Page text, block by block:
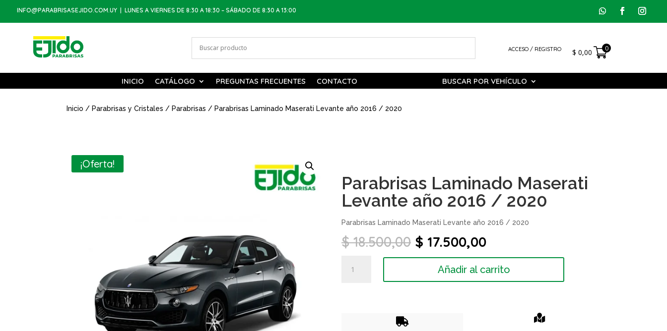
INFO@PARABRISASEJIDO.COM.UY| LUNES A VIERNES DE 8:30 A 18:30 – SÁBADO DE 8:30 A 13:00
ACCESO / REGISTRO $ 0,00 0
INICIO CATÁLOGO PREGUNTAS FRECUENTES CONTACTO BUSCAR POR VEHÍCULO
Inicio / Parabrisas y Cristales / Parabrisas / Parabrisas Laminado Maserati Levante año 2016 / 2020
¡Oferta!
Parabrisas Laminado Maserati
Levante año 2016 / 2020
Parabrisas Laminado Maserati Levante año 2016 / 2020
$18.500,00 El
precio
original
era:
$ 18.500,00.
$ 17.500,00El
precio
actual
es:
$ 17.500,00.
Laminado
Añadir al carrito
 